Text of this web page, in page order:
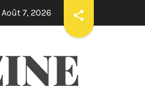
a 3 ans Ama Ata Aidoo : une
7, 2026